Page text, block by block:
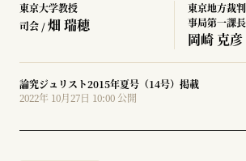
東京大学教授
司会 /畑 瑞穂
東京地方裁
事局第一課長
岡崎 克彦
論究ジュリスト2015年夏号（14号）掲載
2022年 10月27日 10:00 公開